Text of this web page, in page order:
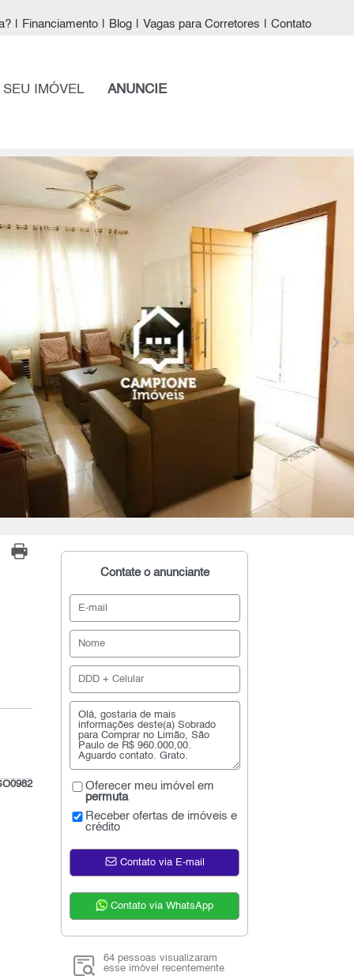
Financiamento Blog Vagas para Corretores Contato
IMÓVEL ANUNCIE
Contate o anunciante
Oferecer meu imóvel em
permuta
Receber ofertas de imóveis e
crédito
Contato via E-mail
Contato via WhatsApp
64 pessoas visualizaram
esse imóvel recentemente